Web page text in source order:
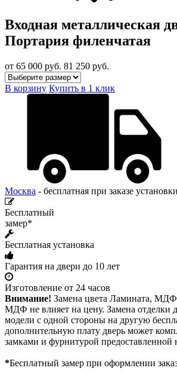
Входная металлическая
Портария филенчатая
от 65 000 руб. 81 250 руб.
В корзину Купить в 1 клик
Москва - бесплатная при заказе установки
Бесплатный
замер*
Бесплатная установка
Гарантия на двери до 10 лет
Изготовление от 24 часов
Внимание! Замена цвета Ламината,
МДФ не влияет на цену. Замена отделки
модели с одной стороны на другую
дополнительную плату дверь может
замками и фурнитурой предоставленной
*Бесплатный замер при оформлении